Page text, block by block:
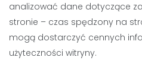
analizować dane dotyczące
stronie – czas spędzony na
mogą dostarczyć cennych
użyteczności witryny.